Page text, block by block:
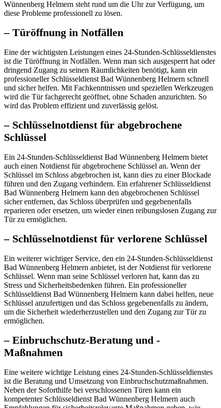
Wünnenberg Helmern steht rund um die Uhr zur Verfügung, um
diese Probleme professionell zu lösen.​
– Türöffnung in Notfällen
Eine der wichtigsten Leistungen eines 24-Stunden-Schlüsseldienstes
ist die Türöffnung in Notfällen. Wenn man sich ausgesperrt hat oder
dringend Zugang zu seinen Räumlichkeiten benötigt, kann ein
professioneller Schlüsseldienst Bad Wünnenberg Helmern schnell
und sicher helfen.​ Mit Fachkenntnissen und speziellen Werkzeugen
wird die Tür fachgerecht geöffnet, ohne Schaden anzurichten.​ So
wird das Problem effizient und zuverlässig gelöst.​
– Schlüsselnotdienst für abgebrochene
Schlüssel
Ein 24-Stunden-Schlüsseldienst Bad Wünnenberg Helmern bietet
auch einen Notdienst für abgebrochene Schlüssel an. Wenn der
Schlüssel im Schloss abgebrochen ist, kann dies zu einer Blockade
führen und den Zugang verhindern.​ Ein erfahrener Schlüsseldienst
Bad Wünnenberg Helmern kann den abgebrochenen Schlüssel
sicher entfernen, das Schloss überprüfen und gegebenenfalls
reparieren oder ersetzen, um wieder einen reibungslosen Zugang zur
Tür zu ermöglichen.​
– Schlüsselnotdienst für verlorene Schlüssel
Ein weiterer wichtiger Service, den ein 24-Stunden-Schlüsseldienst
Bad Wünnenberg Helmern anbietet, ist der Notdienst für verlorene
Schlüssel.​ Wenn man seine Schlüssel verloren hat, kann das zu
Stress und Sicherheitsbedenken führen.​ Ein professioneller
Schlüsseldienst Bad Wünnenberg Helmern kann dabei helfen, neue
Schlüssel anzufertigen und das Schloss gegebenenfalls zu ändern,
um die Sicherheit wiederherzustellen und den Zugang zur Tür zu
ermöglichen.​
– Einbruchschutz-Beratung und -
Maßnahmen
Eine weitere wichtige Leistung eines 24-Stunden-Schlüsseldienstes
ist die Beratung und Umsetzung von Einbruchschutzmaßnahmen.​
Neben der Soforthilfe bei verschlossenen Türen kann ein
kompetenter Schlüsseldienst Bad Wünnenberg Helmern auch